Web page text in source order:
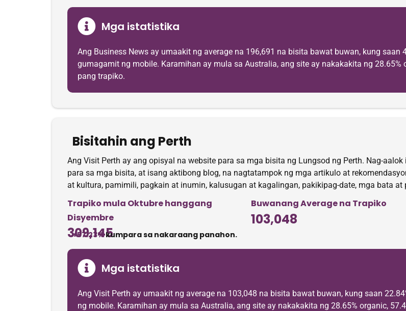
Mga istatistika
Ang Business News ay umaakit ng average na 196,691 na bisita bawat buwan, kung saan
gumagamit ng mobile. Karamihan ay mula sa Australia, ang site ay nakakakita ng 28.65%
pang trapiko.
Bisitahin ang Perth
Ang Visit Perth ay ang opisyal na website para sa mga bisita ng Lungsod ng Perth. Nag-
para sa mga bisita, at isang aktibong blog, na nagtatampok ng mga artikulo at
at kultura, pamimili, pagkain at inumin, kalusugan at kagalingan, pakikipag-date, mga bata
Trapiko mula Oktubre hanggang
Disyembre
309,145
+57.23%kumpara sa nakaraang panahon.
Buwanang Average na Trapiko
103,048
Mga istatistika
Ang Visit Perth ay umaakit ng average na 103,048 na bisita bawat buwan, kung saan
ng mobile. Karamihan ay mula sa Australia, ang site ay nakakakita ng 28.65% organic,